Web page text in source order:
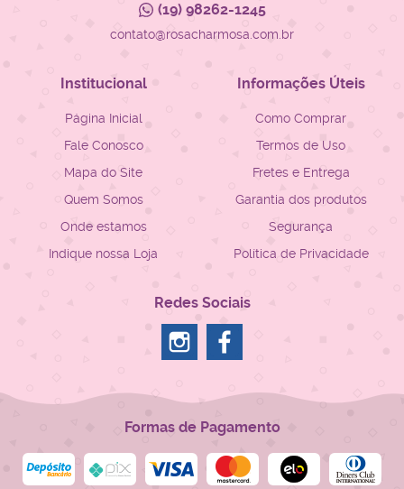
(19)98262-1245
contato@rosacharmosa.com.br
Institucional
Página Inicial
Fale Conosco
Mapa do Site
Quem Somos
Onde estamos
Indique nossa Loja
Informações Úteis
Como Comprar
Termos de Uso
Fretes e Entrega
Garantia dos produtos
Segurança
Política de Privacidade
Redes Sociais
Formas de Pagamento